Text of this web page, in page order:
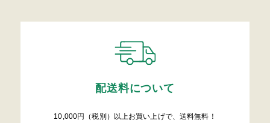
配送料について
10,000円（税別）以上お買い上げで、送料無料！